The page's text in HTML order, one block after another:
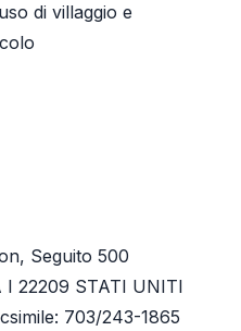
di villaggio e
Seguito 500
I 22209 STATI UNITI
703/243-1865